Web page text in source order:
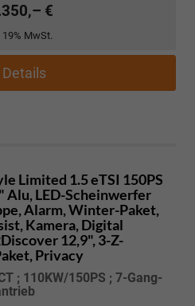
€
MwSt.
drucken
Limited 1.5 eTSI 150PS
Alu, LED-Scheinwerfer
Alarm, Winter-Paket,
Kamera, Digital
12,9", 3-Z-
Privacy
; 110KW/150PS ; 7-Gang-